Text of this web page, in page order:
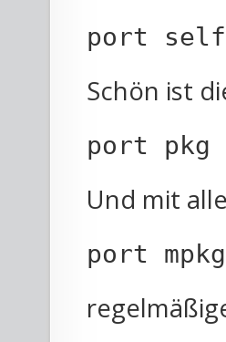
port
Schön ist
port pkg
Und mit
port